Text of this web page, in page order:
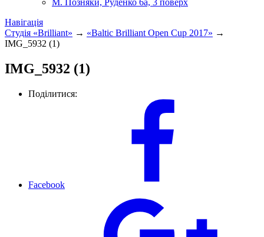
М. Позняки, Руденко 6а, 3 поверх
Навігація
Студія «Brilliant» → «Baltic Brilliant Open Cup 2017» →
IMG_5932 (1)
IMG_5932 (1)
Поділитися:
Facebook